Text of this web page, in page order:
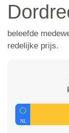
beleefde
redelijke prijs.